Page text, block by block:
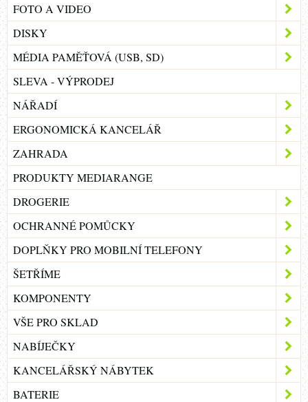
FOTO A VIDEO
DISKY
MÉDIA PAMĚŤOVÁ (USB, SD)
SLEVA - VÝPRODEJ
NÁŘADÍ
ERGONOMICKÁ KANCELÁŘ
ZAHRADA
PRODUKTY MEDIARANGE
DROGERIE
OCHRANNÉ POMŮCKY
DOPLŇKY PRO MOBILNÍ TELEFONY
ŠETŘÍME
KOMPONENTY
VŠE PRO SKLAD
NABÍJEČKY
KANCELÁŘSKÝ NÁBYTEK
BATERIE